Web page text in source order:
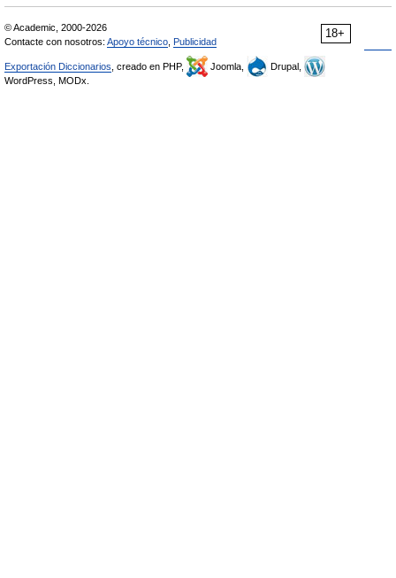
18+
© Academic, 2000-2026
Contacte con nosotros: Apoyo técnico Publicidad
Exportación Diccionarios , creado en PHP, Joomla,
Drupal,
WordPress, MODx.